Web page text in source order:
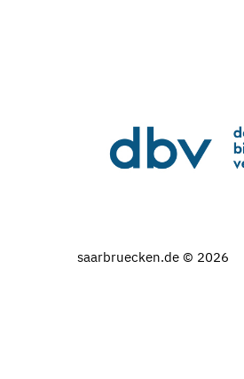
saarbruecken.de © 2026